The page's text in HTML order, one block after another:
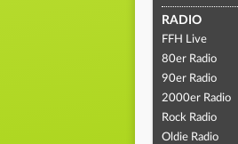
RADIO
FFH Live
80er Radio
90er Radio
2000er Radio
Rock Radio
Oldie Radio